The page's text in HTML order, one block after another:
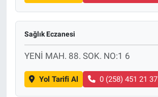
Sağlık Eczanesi
YENİ MAH. 88. SOK. NO:1 6
Yol Tarifi Al 0 (258) 451 21 37